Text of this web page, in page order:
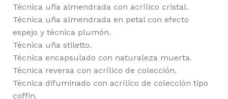
Técnica uña almendrada con acrílico cristal.
Técnica uña almendrada en petal con efecto
espejo y técnica plumón.
Técnica uña stiletto.
Técnica encapsulado con naturaleza muerta.
Técnica reversa con acrílico de colección.
Técnica difuminado con acrílico de colección tipo
coffin.